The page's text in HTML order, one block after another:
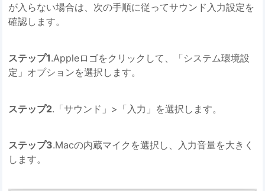
が入らない場合は、次の手順に従ってサウンド入力設定を
確認します。
ステップ1.Appleロゴをクリックして、「システム環境設
定」オプションを選択します。
ステップ2.「サウンド」>「入力」を選択します。
ステップ3.Macの内蔵マイクを選択し、入力音量を大きく
します。